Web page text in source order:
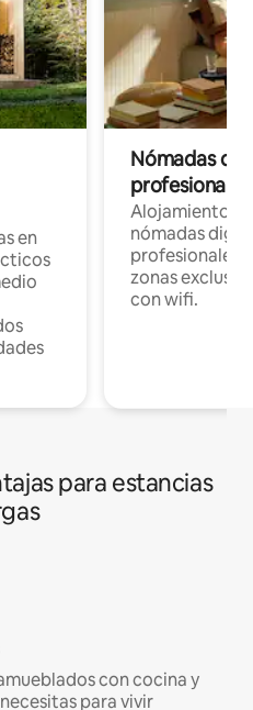
en
Nómadas
Alojamientos
nómadas
profesionales
zonas
con wifi.
para estancias
con cocina y
para vivir